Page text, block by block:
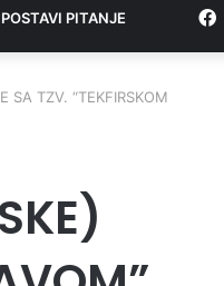
POSTAVI PITANJE
SA TZV. “TEKFIRSKOM